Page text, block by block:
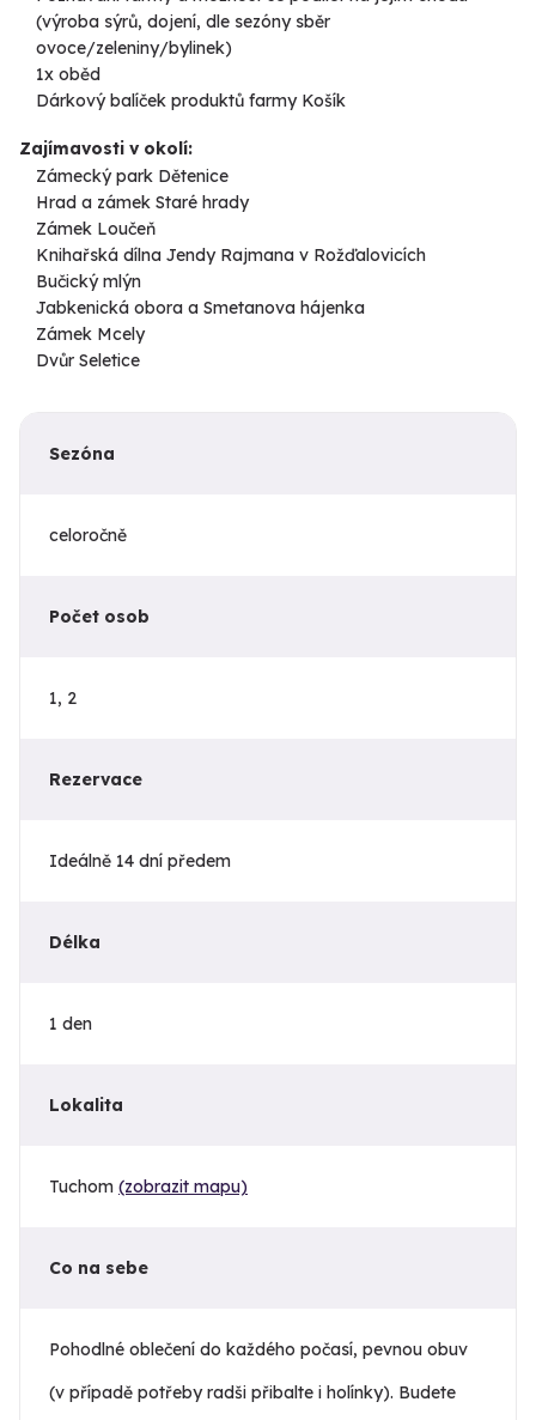
(výroba sýrů, dojení, dle sezóny sběr
ovoce/zeleniny/bylinek)
1x oběd
Dárkový balíček produktů farmy Košík
Zajímavosti v okolí:
Zámecký park Dětenice
Hrad a zámek Staré hrady
Zámek Loučeň
Knihařská dílna Jendy Rajmana v Rožďalovicích
Bučický mlýn
Jabkenická obora a Smetanova hájenka
Zámek Mcely
Dvůr Seletice
Sezóna
celoročně
Počet osob
1, 2
Rezervace
Ideálně 14 dní předem
Délka
1 den
Lokalita
Tuchom (zobrazit mapu)
Co na sebe
Pohodlné oblečení do každého počasí, pevnou obuv
(v případě potřeby radši přibalte i holínky). Budete